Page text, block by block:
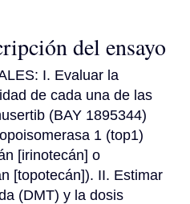
del ensayo
I. Evaluar la
de cada una de las
(BAY 1895344)
1 (top1)
[irinotecán] o
[topotecán]). II. Estimar
(DMT) y la dosis